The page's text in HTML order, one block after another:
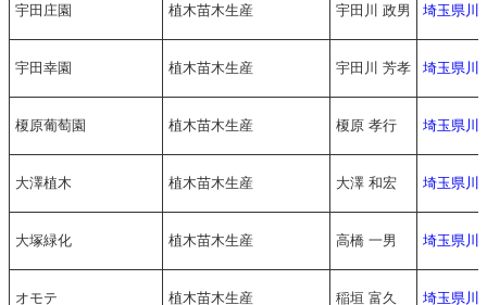
宇田庄園 植木苗木生産 宇田川 政男 埼玉県川
宇田幸園 植木苗木生産 宇田川 芳孝 埼玉県川
榎原葡萄園 植木苗木生産 榎原 孝行 埼玉県川
大澤植木 植木苗木生産 大澤 和宏 埼玉県川
大塚緑化 植木苗木生産 高橋 一男 埼玉県川
オモテ 植木苗木生産 稲垣 富久 埼玉県川